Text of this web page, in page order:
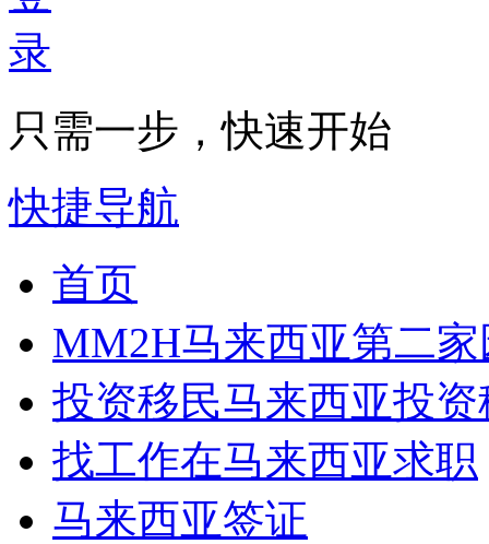
只需一步，快速开始
快捷导航
首页
MM2H马来西亚第二家
投资移民马来西亚投资
找工作在马来西亚求职
马来西亚签证